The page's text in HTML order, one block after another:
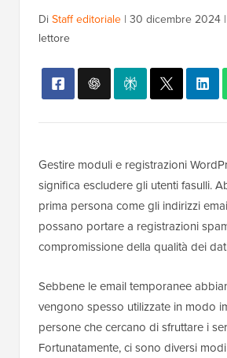
DiStaff editoriale | 30 dicembre 2024 |
lettore
Gestire moduli e registrazioni
significa escludere gli utenti fasulli.
prima persona come gli indirizzi
possano portare a registrazioni
compromissione della qualità dei
Sebbene le email temporanee
vengono spesso utilizzate in modo
persone che cercano di sfruttare i
Fortunatamente, ci sono diversi